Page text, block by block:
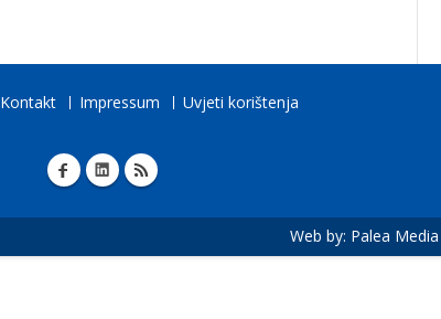
Kontakt Impressum Uvjeti korištenja
Web by: Palea Media